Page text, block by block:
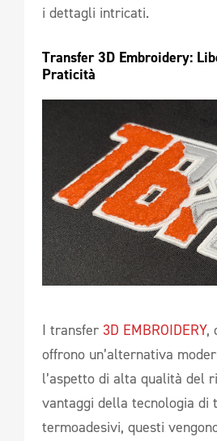
i dettagli intricati.
Transfer 3D Embroidery:
Praticità
I transfer 3D EMBROIDERY,
offrono un’alternativa
l’aspetto di alta qualità del
vantaggi della tecnologia di
termoadesivi, questi